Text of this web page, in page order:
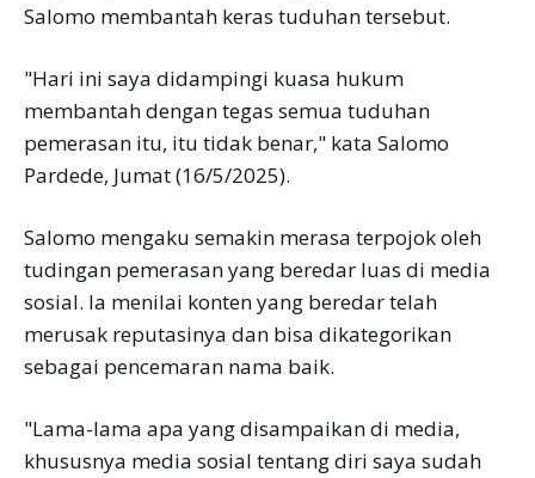
Salomo membantah keras tuduhan tersebut.
"Hari ini saya didampingi kuasa hukum
membantah dengan tegas semua tuduhan
pemerasan itu, itu tidak benar," kata Salomo
Pardede, Jumat (16/5/2025).
Salomo mengaku semakin merasa terpojok oleh
tudingan pemerasan yang beredar luas di media
sosial. Ia menilai konten yang beredar telah
merusak reputasinya dan bisa dikategorikan
sebagai pencemaran nama baik.
"Lama-lama apa yang disampaikan di media,
khususnya media sosial tentang diri saya sudah